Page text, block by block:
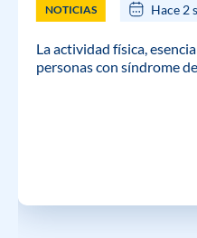
NOTICIAS Hace 2
La actividad física,
personas con síndrome